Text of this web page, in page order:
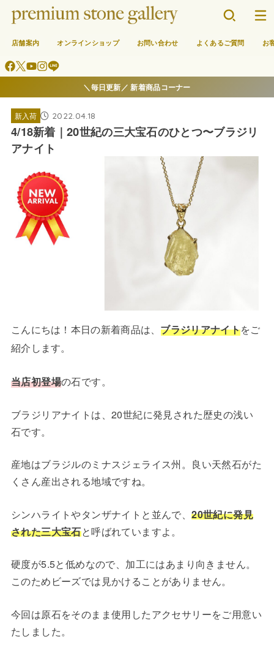
店舗案内 オンラインショップ お問い合わせ よくあるご質問 お
＼毎日更新／ 新着商品コーナー
新入荷 2022.04.18
4/18新着｜20世紀の三大宝石のひとつ〜ブラジリ
アナイト
こんにちは！本日の新着商品は、 ブラジリアナイトをご
紹介します。
当店初登場の石です。
ブラジリアナイトは、20世紀に発見された歴史の浅い
石です。
産地はブラジルのミナスジェライス州。良い天然石がた
くさん産出される地域ですね。
シンハライトやタンザナイトと並んで、20世紀に発見
された三大宝石と呼ばれていますよ。
硬度が5.5と低めなので、加工にはあまり向きません。
このためビーズでは見かけることがありません。
今回は原石をそのまま使用したアクセサリーをご用意い
たしました。